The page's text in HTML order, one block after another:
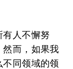
人不懈努
然而，如果我
同领域的领